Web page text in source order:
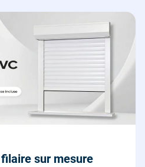
sur mesure